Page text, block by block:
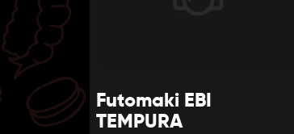
Futomaki EBI
TEMPURA